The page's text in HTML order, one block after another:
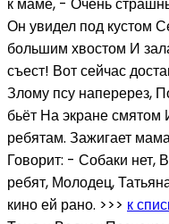
Он увидел под кустом
большим хвостом И
съест! Вот сейчас
Злому псу наперерез,
бьёт На экране смятом
ребятам. Зажигает
Говорит: - Собаки нет,
ребят, Молодец,
кино ей рано. >>> к